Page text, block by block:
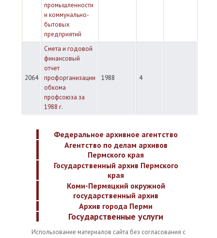
промышленности
и коммунально-
бытовых
предприятий
2064
Смета и годовой
финансовый
отчет
профорганизации
обкома
профсоюза за
1988 г.
1988 4
Федеральное архивное агентство
Агентство по делам архивов
Пермского края
Государственный архив Пермского
края
Коми-Пермяцкий окружной
государственный архив
Архив города Перми
Государственные услуги
Использование материалов сайта без согласования с